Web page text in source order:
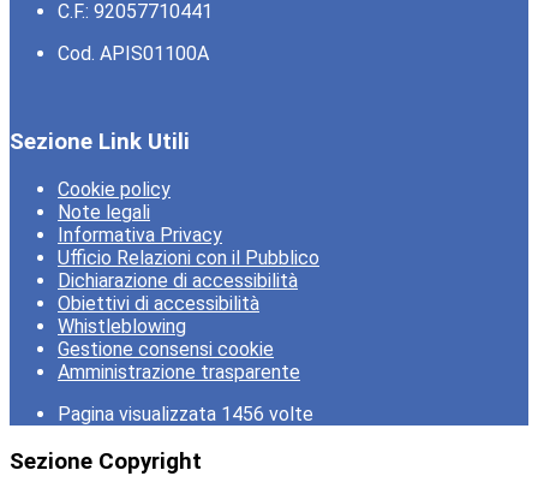
C.F.: 92057710441
Cod. APIS01100A
Sezione Link Utili
Cookie policy
Note legali
Informativa Privacy
Ufficio Relazioni con il Pubblico
Dichiarazione di accessibilità
Obiettivi di accessibilità
Whistleblowing
Gestione consensi cookie
Amministrazione trasparente
Pagina visualizzata 1456 volte
Sezione Copyright